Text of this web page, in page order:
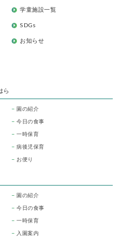
学童施設一覧
SDGs
お知らせ
ら
園の紹介
今日の食事
一時保育
病後児保育
お便り
園の紹介
今日の食事
一時保育
入園案内